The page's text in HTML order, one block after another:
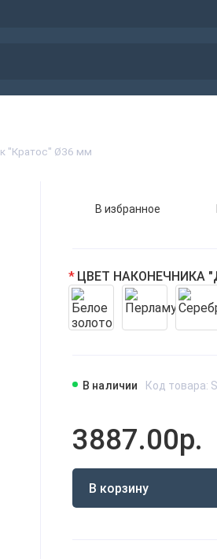
"Кратос" Ø36 мм
В наличии Код товара:
3887.00р.
В корзину
В избранное
ЦВЕТ НАКОНЕЧНИКА